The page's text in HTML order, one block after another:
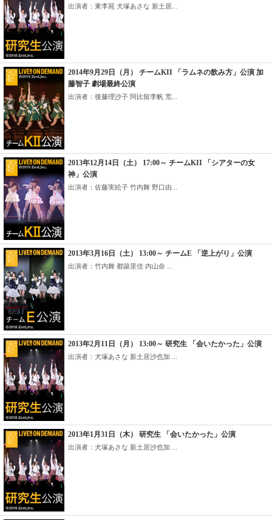
出演者：東李苑 犬塚あさな 新土居...
2014年9月29日（月） チームKII 「ラムネの飲み方」公演 加
藤智子 劇場最終公演
出演者：後藤理沙子 阿比留李帆 荒...
2013年12月14日（土） 17:00～ チームKII 「シアターの女
神」公演
出演者：佐藤実絵子 竹内舞 野口由...
2013年3月16日（土） 13:00～ チームE 「逆上がり」公演
出演者：竹内舞 都築里佳 内山命 ...
2013年2月11日（月） 13:00～ 研究生 「会いたかった」公演
出演者：犬塚あさな 新土居沙也加 ...
2013年1月31日（木） 研究生 「会いたかった」公演
出演者：犬塚あさな 新土居沙也加 ...